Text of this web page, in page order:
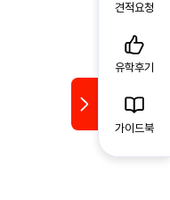
견적요청
유학후기
가이드북